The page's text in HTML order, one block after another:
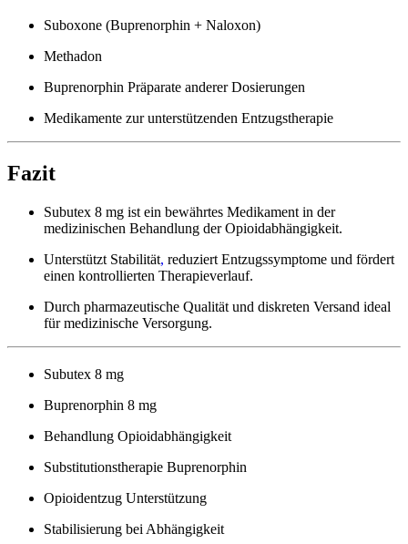
Suboxone (Buprenorphin + Naloxon)
Methadon
Buprenorphin Präparate anderer Dosierungen
Medikamente zur unterstützenden Entzugstherapie
Fazit
Subutex 8 mg ist ein bewährtes Medikament in der
medizinischen Behandlung der Opioidabhängigkeit.
Unterstützt Stabilität, reduziert Entzugssymptome und fördert
einen kontrollierten Therapieverlauf.
Durch pharmazeutische Qualität und diskreten Versand ideal
für medizinische Versorgung.
Subutex 8 mg
Buprenorphin 8 mg
Behandlung Opioidabhängigkeit
Substitutionstherapie Buprenorphin
Opioidentzug Unterstützung
Stabilisierung bei Abhängigkeit